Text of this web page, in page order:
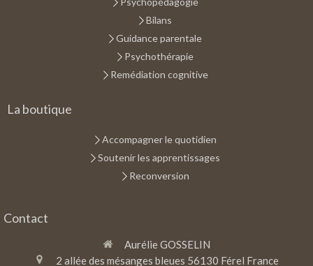
Bilans
Guidance parentale
Psychothérapie
Remédiation cognitive
La boutique
Accompagner le quotidien
Soutenir les apprentissages
Reconversion
Contact
Aurélie GOSSELIN
2 allée des mésanges bleues 56130 Férel France